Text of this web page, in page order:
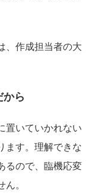
、作成担当者の大
から
置いていかれない
ます。理解できな
るので、臨機応変
。